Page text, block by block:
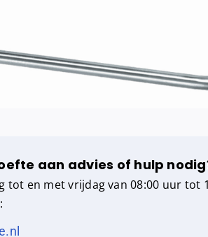
aan advies of hulp
tot en met vrijdag van 08:00 uur tot